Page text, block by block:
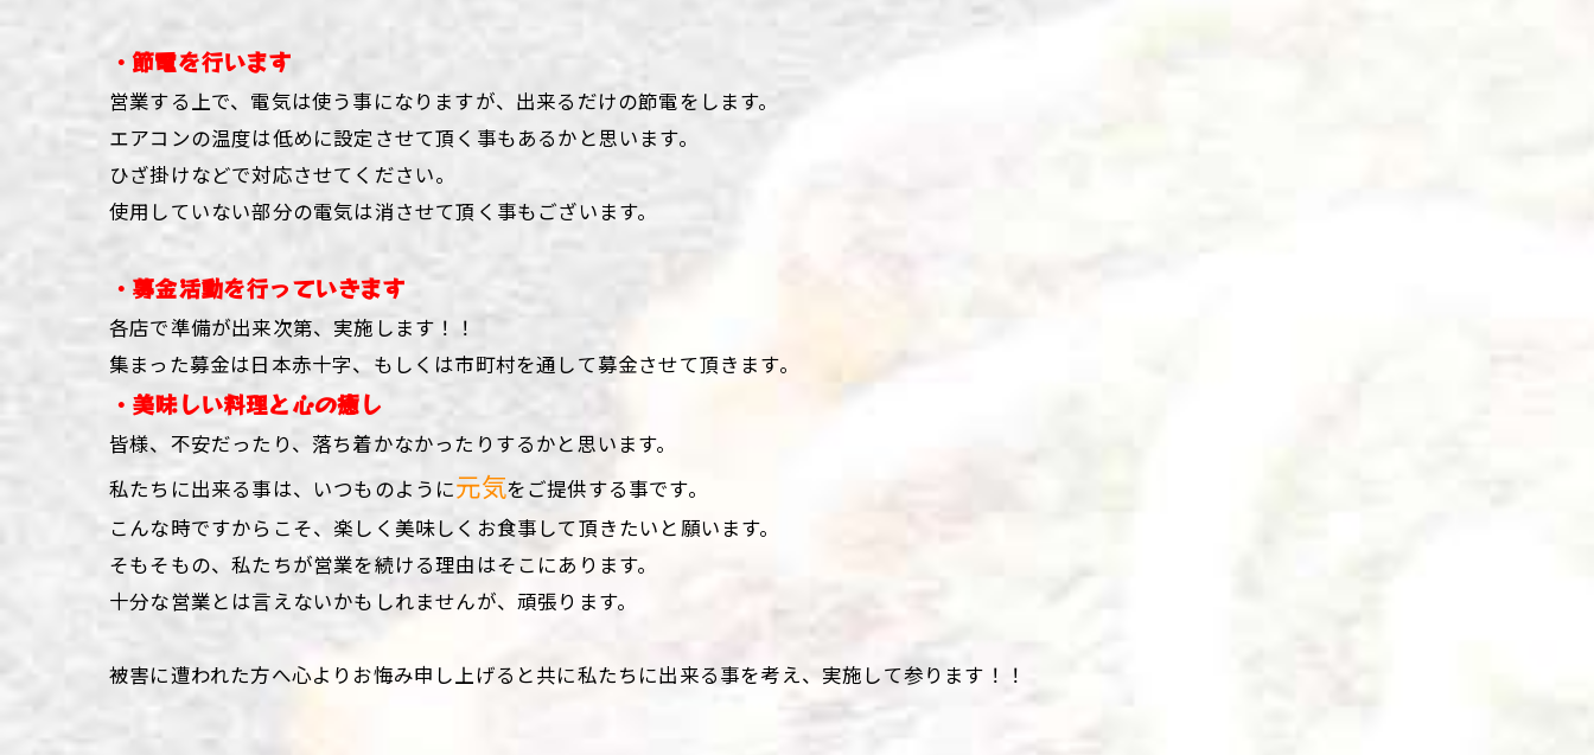
・節電を行います
営業する上で、電気は使う事になりますが、出来るだけの節電をします。
エアコンの温度は低めに設定させて頂く事もあるかと思います。
ひざ掛けなどで対応させてください。
使用していない部分の電気は消させて頂く事もございます。
・募金活動を行っていきます
各店で準備が出来次第、実施します！！
集まった募金は日本赤十字、もしくは市町村を通して募金させて頂きます。
・美味しい料理と心の癒し
皆様、不安だったり、落ち着かなかったりするかと思います。
私たちに出来る事は、いつものように元気をご提供する事です。
こんな時ですからこそ、楽しく美味しくお食事して頂きたいと願います。
そもそもの、私たちが営業を続ける理由はそこにあります。
十分な営業とは言えないかもしれませんが、頑張ります。
被害に遭われた方へ心よりお悔み申し上げると共に私たちに出来る事を考え、実施して参ります！！